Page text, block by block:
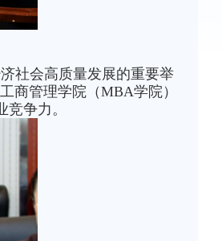
社会高质量发展的重要举
商管理学院（MBA学院）
争力。